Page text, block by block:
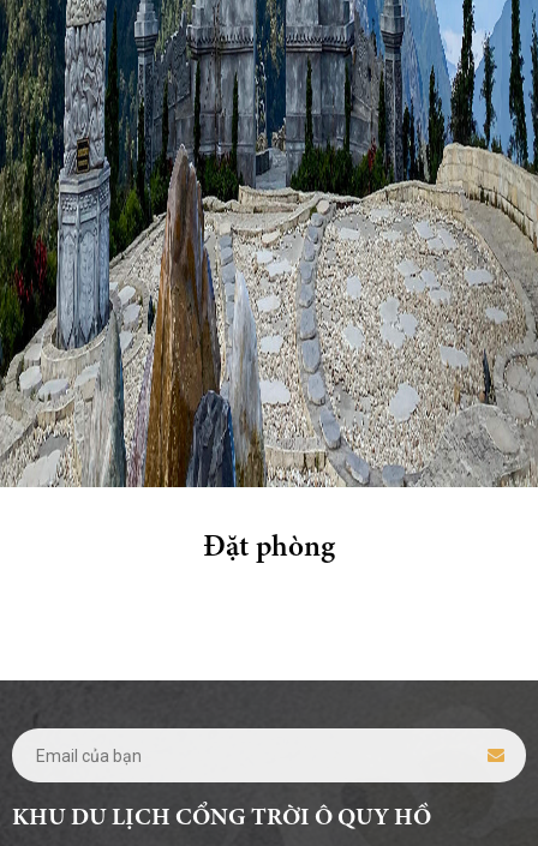
Đặt phòng
KHU DU LỊCH CỔNG TRỜI Ô QUY HỒ